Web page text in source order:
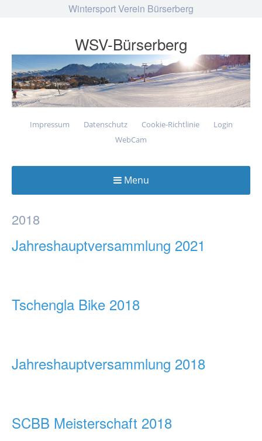
Wintersport Verein Bürserberg
WSV-Bürserberg
Impressum Datenschutz Cookie-Richtlinie
Login
WebCam
Menu
to
2018
Jahreshauptversammlung 2021
Tschengla Bike 2018
Jahreshauptversammlung 2018
SCBB Meisterschaft 2018